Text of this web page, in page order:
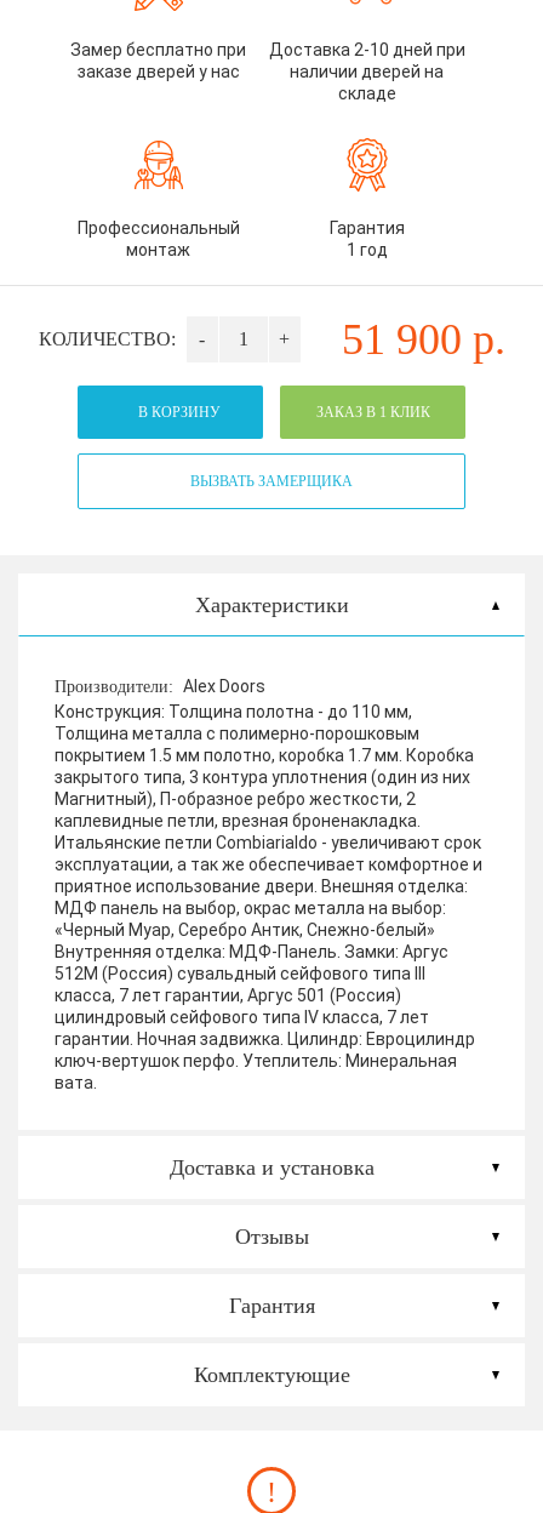
Замер бесплатно при
заказе дверей у нас
Доставка 2-10 дней при
наличии дверей на
складе
Профессиональный
монтаж
Гарантия
1 год
КОЛИЧЕСТВО: - + 51 900 р.
В КОРЗИНУ ЗАКАЗ В 1 КЛИК
ВЫЗВАТЬ ЗАМЕРЩИКА
Характеристики
Производители: Alex Doors
Конструкция: Толщина полотна - до 110 мм,
Толщина металла с полимерно-порошковым
покрытием 1.5 мм полотно, коробка 1.7 мм. Коробка
закрытого типа, 3 контура уплотнения (один из них
Магнитный), П-образное ребро жесткости, 2
каплевидные петли, врезная броненакладка.
Итальянские петли Combiarialdo - увеличивают срок
эксплуатации, а так же обеспечивает комфортное и
приятное использование двери. Внешняя отделка:
МДФ панель на выбор, окрас металла на выбор:
«Черный Муар, Серебро Антик, Снежно-белый»
Внутренняя отделка: МДФ-Панель. Замки: Аргус
512М (Россия) сувальдный сейфового типа III
класса, 7 лет гарантии, Аргус 501 (Россия)
цилиндровый сейфового типа IV класса, 7 лет
гарантии. Ночная задвижка. Цилиндр: Евроцилиндр
ключ-вертушок перфо. Утеплитель: Минеральная
вата.
Доставка и установка
Отзывы
Гарантия
Комплектующие